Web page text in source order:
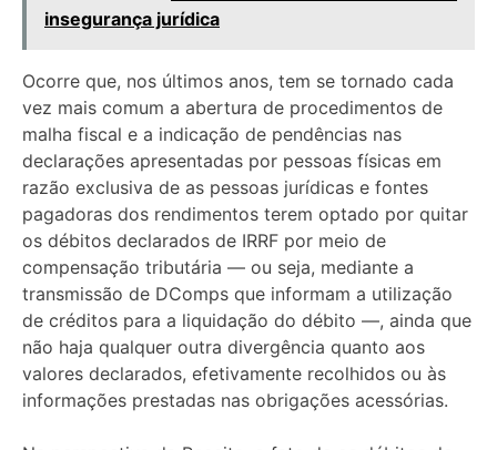
insegurança jurídica
Ocorre que, nos últimos anos, tem se tornado cada
vez mais comum a abertura de procedimentos de
malha fiscal e a indicação de pendências nas
declarações apresentadas por pessoas físicas em
razão exclusiva de as pessoas jurídicas e fontes
pagadoras dos rendimentos terem optado por quitar
os débitos declarados de IRRF por meio de
compensação tributária — ou seja, mediante a
transmissão de DComps que informam a utilização
de créditos para a liquidação do débito —, ainda que
não haja qualquer outra divergência quanto aos
valores declarados, efetivamente recolhidos ou às
informações prestadas nas obrigações acessórias.